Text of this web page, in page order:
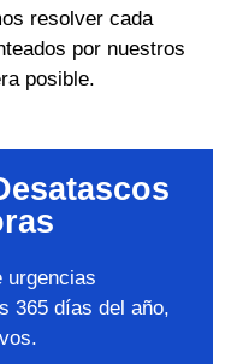
resolver cada
por nuestros
posible.
urgencias
365 días del año,